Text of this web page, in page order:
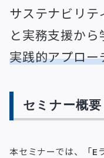
サステナビリテ
と実務支援から
実践的アプロー
セミナー概要
本セミナーでは、「E